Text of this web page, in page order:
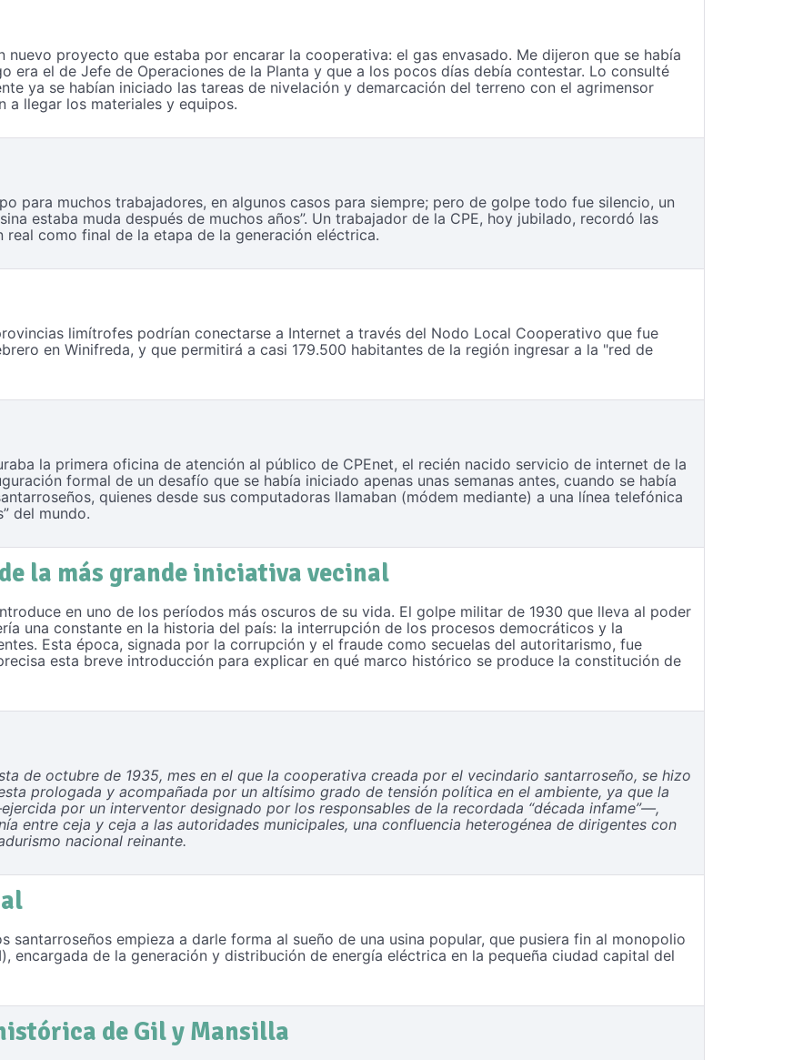
proyecto que estaba por encarar la cooperativa: el gas envasado. Me dijeron que se había
era el de Jefe de Operaciones de la Planta y que a los pocos días debía contestar. Lo consulté
ya se habían iniciado las tareas de nivelación y demarcación del terreno con el agrimensor
a llegar los materiales y equipos.
para muchos trabajadores, en algunos casos para siempre; pero de golpe todo fue silencio, un
estaba muda después de muchos años”. Un trabajador de la CPE, hoy jubilado, recordó las
como final de la etapa de la generación eléctrica.
limítrofes podrían conectarse a Internet a través del Nodo Local Cooperativo que fue
en Winifreda, y que permitirá a casi 179.500 habitantes de la región ingresar a la "red de
la primera oficina de atención al público de CPEnet, el recién nacido servicio de internet de la
formal de un desafío que se había iniciado apenas unas semanas antes, cuando se había
quienes desde sus computadoras llamaban (módem mediante) a una línea telefónica
del mundo.
la más grande iniciativa vecinal
en uno de los períodos más oscuros de su vida. El golpe militar de 1930 que lleva al poder
una constante en la historia del país: la interrupción de los procesos democráticos y la
Esta época, signada por la corrupción y el fraude como secuelas del autoritarismo, fue
esta breve introducción para explicar en qué marco histórico se produce la constitución de
de octubre de 1935, mes en el que la cooperativa creada por el vecindario santarroseño, se hizo
prologada y acompañada por un altísimo grado de tensión política en el ambiente, ya que la
por un interventor designado por los responsables de la recordada “década infame”—,
entre ceja y ceja a las autoridades municipales, una confluencia heterogénea de dirigentes con
nacional reinante.
santarroseños empieza a darle forma al sueño de una usina popular, que pusiera fin al monopolio
encargada de la generación y distribución de energía eléctrica en la pequeña ciudad capital del
de Gil y Mansilla